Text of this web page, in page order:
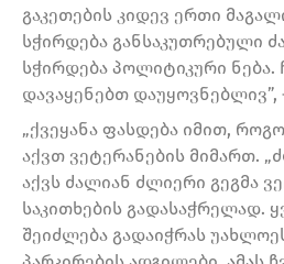
გაკეთების კიდევ ერთი
სჭირდება განსაკუთრებული
სჭირდება პოლიტიკური ნება.
დავაყენებთ დაუყოვნებლივ”,
„ქვეყანა ფასდება იმით,
აქვთ ვეტერანების მიმართ.
აქვს ძალიან ძლიერი გეგმა
საკითხების გადასაჭრელად.
შეიძლება გადაიჭრას